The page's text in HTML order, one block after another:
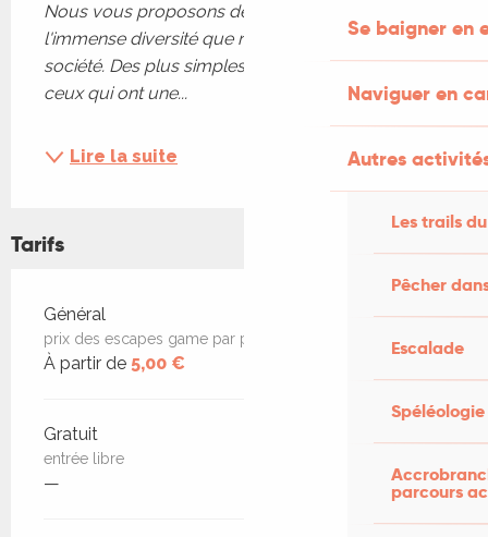
Se baigner en
Naviguer en
Autres
Les trails
Pêcher
Escalade
Spéléologie
parcours
Nous vous proposons de venir découvrir
l'immense diversité que recèle l'univers du jeu de
société. Des plus simples aux plus compliqués,
ceux qui ont une...
Lire la suite
Tarifs
Tarifs 2026
Général
prix des escapes game par personne
À partir de 5,00 €
Gratuit
entrée libre
—